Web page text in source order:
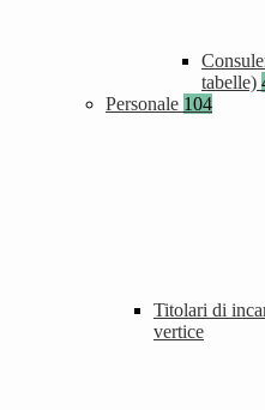
tabelle)
Personale 104
Titolari di
vertice